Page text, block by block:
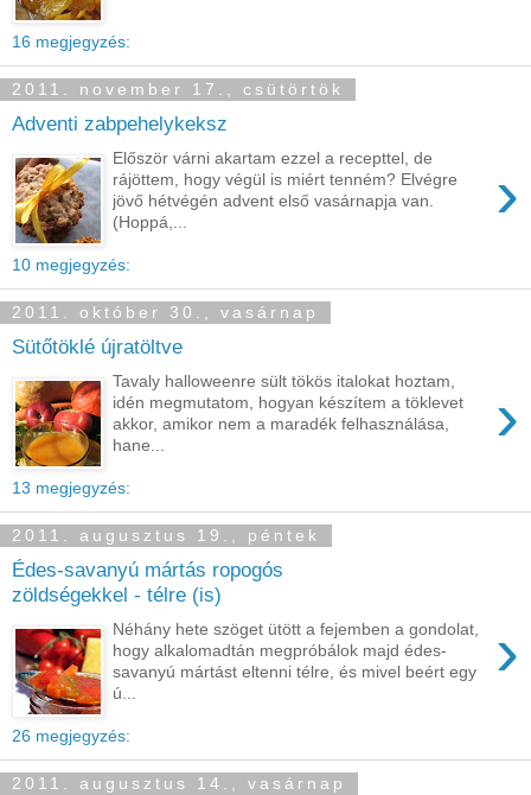
16 megjegyzés:
2011. november 17., csütörtök
Adventi zabpehelykeksz
›
Először várni akartam ezzel a recepttel, de
rájöttem, hogy végül is miért tenném? Elvégre
jövő hétvégén advent első vasárnapja van.
(Hoppá,...
10 megjegyzés:
2011. október 30., vasárnap
Sütőtöklé újratöltve
›
Tavaly halloweenre sült tökös italokat hoztam,
idén megmutatom, hogyan készítem a töklevet
akkor, amikor nem a maradék felhasználása,
hane...
13 megjegyzés:
2011. augusztus 19., péntek
Édes-savanyú mártás ropogós
zöldségekkel - télre (is)
›
Néhány hete szöget ütött a fejemben a gondolat,
hogy alkalomadtán megpróbálok majd édes-
savanyú mártást eltenni télre, és mivel beért egy
ú...
26 megjegyzés:
2011. augusztus 14., vasárnap